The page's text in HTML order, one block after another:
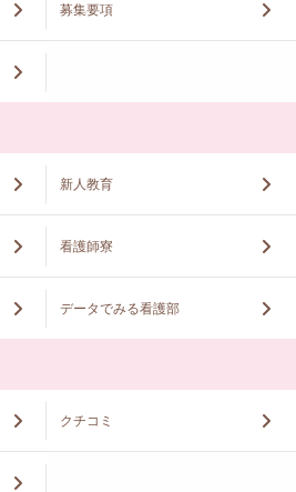
募集要項
新人教育
看護師寮
データでみる看護部
クチコミ